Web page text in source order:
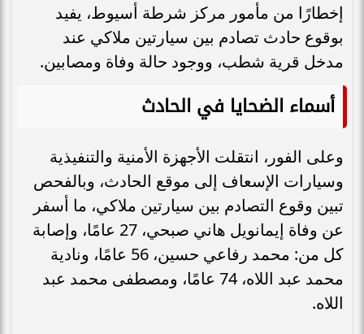
إخطارًا من مأمور مركز شرطة أسيوط، يفيد
بوقوع حادث تصادم بين سيارتين ملاكي عند
مدخل قرية شطب، ووجود حالة وفاة ومصابين.
أسماء الضحايا في الحادث
وعلى الفور، انتقلت الأجهزة الأمنية والتنفيذية
وسيارات الإسعاف إلى موقع الحادث، وبالفحص
تبين وقوع التصادم بين سيارتين ملاكي، ما أسفر
عن وفاة إيمانويل هاني صبحي، 27 عامًا، وإصابة
كل من: محمد رفاعي حسين، 56 عامًا، ونادية
محمد عبد اللاه، 74 عامًا، ومصطفى محمد عبد
اللاه.